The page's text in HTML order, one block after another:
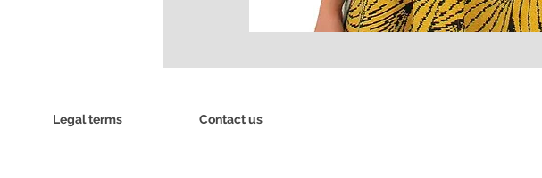
Legal terms Contact us